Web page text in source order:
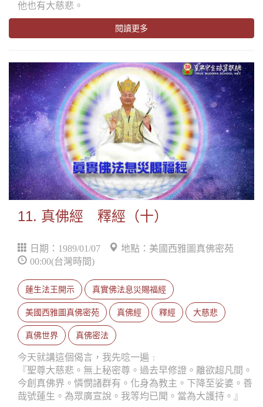
他也有大慈悲。
閱讀更多
11. 真佛經 釋經（十）
日期：1989/01/07
地點：美國西雅圖真佛密苑
00:00(台灣時間)
蓮生法王開示 真實佛法息災賜福經
美國西雅圖真佛密苑 真佛經 釋經 大慈悲
真佛世界 真佛密法
今天就講這個偈言，我先唸一遍﹕
『聖尊大慈悲。無上秘密尊。過去早修證。離欲超凡間。
今創真佛界。憐憫諸群有。化身為教主。下降至娑婆。善
哉號蓮生。為眾廣宣說。我等均已聞。當為大護持。』